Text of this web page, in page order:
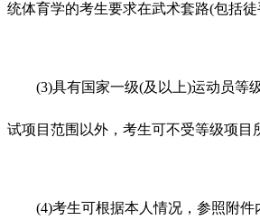
统体育学的考生要求在武术套路(包括
(3)具有国家一级(及以上)运动员等级
试项目范围以外，考生可不受等级项目
(4)考生可根据本人情况，参照附件